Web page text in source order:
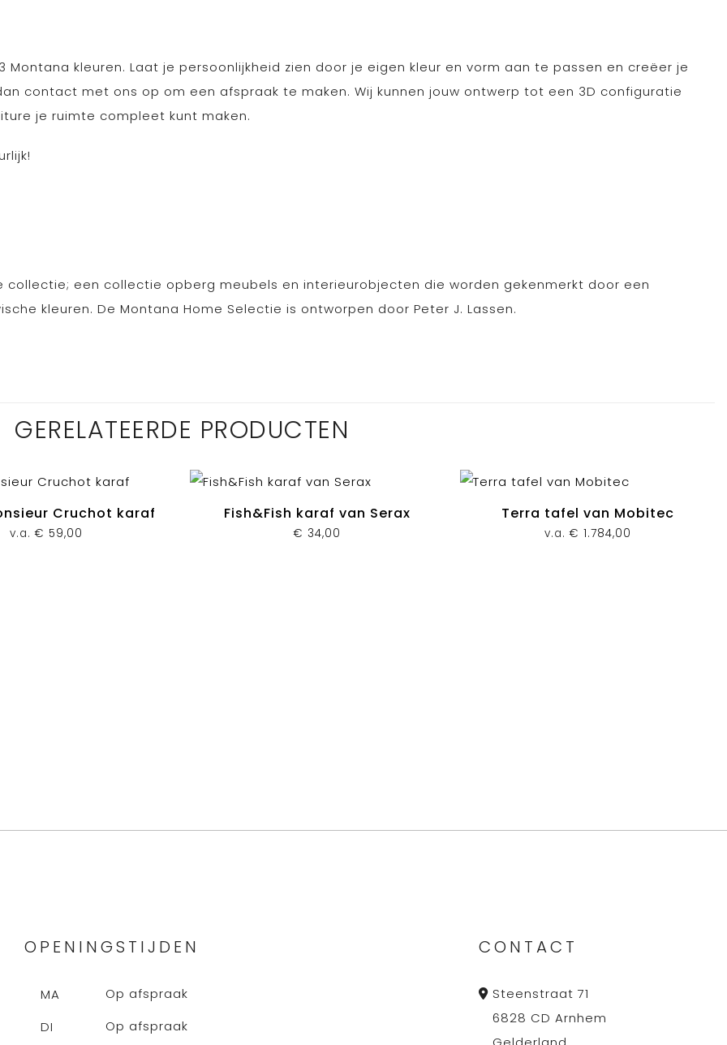
Montana kleuren. Laat je persoonlijkheid zien door je eigen kleur en vorm aan te passen en creëer je
contact met ons op om een afspraak te maken. Wij kunnen jouw ontwerp tot een 3D configuratie
je ruimte compleet kunt maken.
collectie; een collectie opberg meubels en interieurobjecten die worden gekenmerkt door een
kleuren. De Montana Home Selectie is ontworpen door Peter J. Lassen.
GERELATEERDE PRODUCTEN
Cruchot karaf
v.a.€ 59,00
Fish&Fish karaf van Serax
€ 34,00
Terra tafel van Mobitec
v.a.€ 1.784,00
OPENINGSTIJDEN
MA
Op afspraak
DI
Op afspraak
CONTACT
Steenstraat 71
6828 CD Arnhem